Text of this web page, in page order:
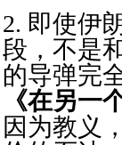
2. 即使伊
段，不是
的导弹完
《在另一
因为教义